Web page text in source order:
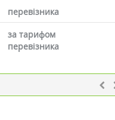
перевізника
за тарифом
перевізника